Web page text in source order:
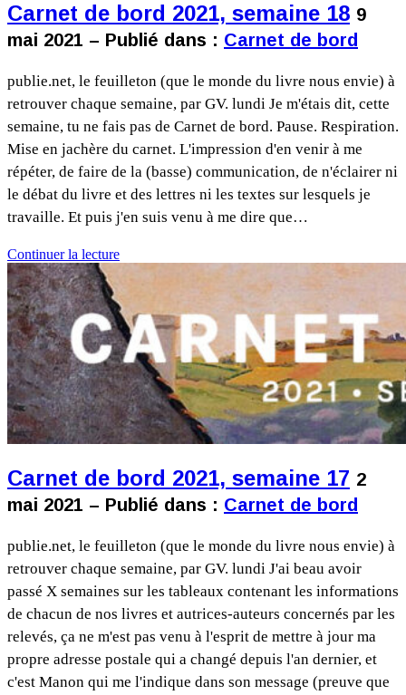
Carnet de bord 2021, semaine 18 9
mai 2021 – Publié dans : Carnet de bord
publie.net, le feuilleton (que le monde du livre nous envie) à
retrouver chaque semaine, par GV. lundi Je m'étais dit, cette
semaine, tu ne fais pas de Carnet de bord. Pause. Respiration.
Mise en jachère du carnet. L'impression d'en venir à me
répéter, de faire de la (basse) communication, de n'éclairer ni
le débat du livre et des lettres ni les textes sur lesquels je
travaille. Et puis j'en suis venu à me dire que…
Continuer la lecture
Carnet de bord 2021, semaine 17 2
mai 2021 – Publié dans : Carnet de bord
publie.net, le feuilleton (que le monde du livre nous envie) à
retrouver chaque semaine, par GV. lundi J'ai beau avoir
passé X semaines sur les tableaux contenant les informations
de chacun de nos livres et autrices-auteurs concernés par les
relevés, ça ne m'est pas venu à l'esprit de mettre à jour ma
propre adresse postale qui a changé depuis l'an dernier, et
c'est Manon qui me l'indique dans son message (preuve que